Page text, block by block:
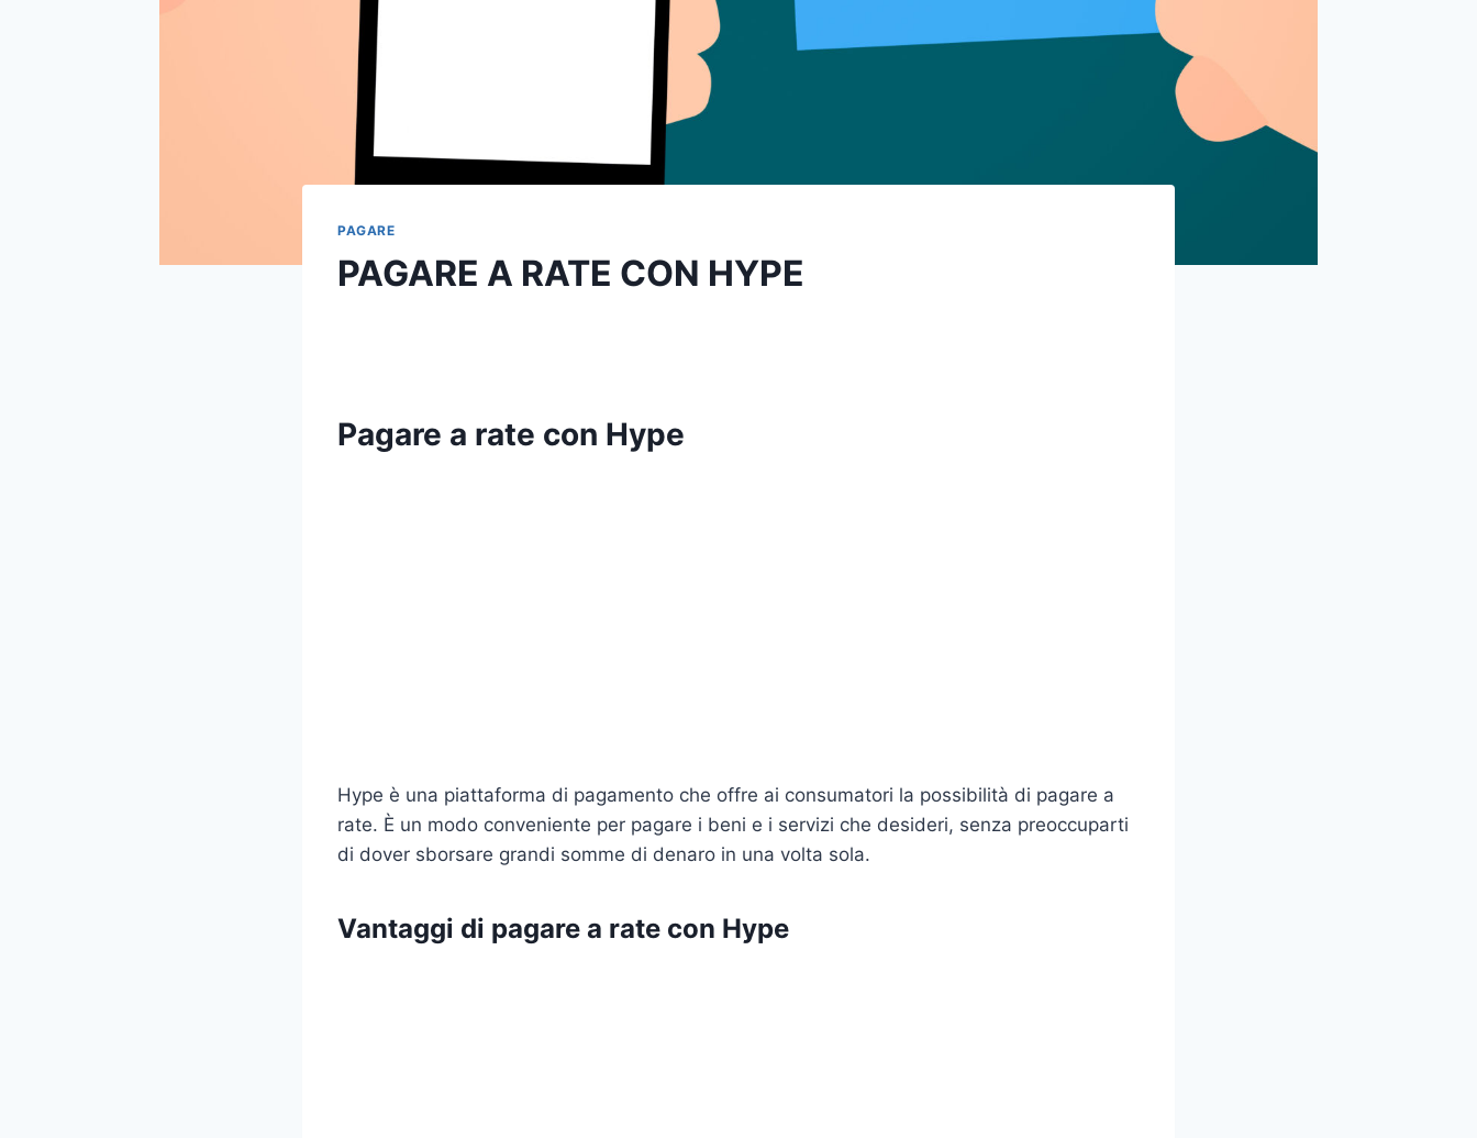
PAGARE
PAGARE A RATE CON HYPE
Pagare a rate con Hype
Hype è una piattaforma di pagamento che offre ai consumatori la possibilità di pagare a
rate. È un modo conveniente per pagare i beni e i servizi che desideri, senza preoccuparti
di dover sborsare grandi somme di denaro in una volta sola.
Vantaggi di pagare a rate con Hype